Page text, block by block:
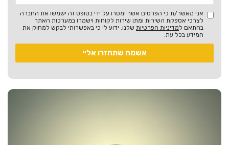
אני מאשר/ת כי הפרטים אשר ימסרו על ידי בטופס זה ישמשו את החברה
לצרכי אספקת השירות ומתן שירות לקוחות וישמרו במערכות האתר
בהתאם למדיניות הפרטיות שלנו. ידוע לי כי באפשרותי לבקש למחוק את
המידע בכל עת.